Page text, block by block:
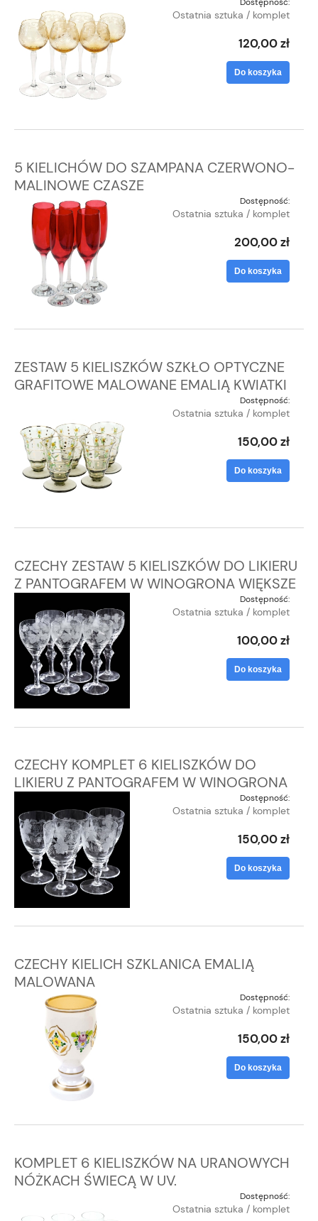
Ostatnia sztuka / komplet
120,00 zł
Do koszyka
5 KIELICHÓW DO SZAMPANA CZERWONO-
MALINOWE CZASZE
Dostępność:
Ostatnia sztuka / komplet
200,00 zł
Do koszyka
ZESTAW 5 KIELISZKÓW SZKŁO OPTYCZNE
GRAFITOWE MALOWANE EMALIĄ KWIATKI
Dostępność:
Ostatnia sztuka / komplet
150,00 zł
Do koszyka
CZECHY ZESTAW 5 KIELISZKÓW DO LIKIERU
Z PANTOGRAFEM W WINOGRONA WIĘKSZE
Dostępność:
Ostatnia sztuka / komplet
100,00 zł
Do koszyka
CZECHY KOMPLET 6 KIELISZKÓW DO
LIKIERU Z PANTOGRAFEM W WINOGRONA
Dostępność:
Ostatnia sztuka / komplet
150,00 zł
Do koszyka
CZECHY KIELICH SZKLANICA EMALIĄ
MALOWANA
Dostępność:
Ostatnia sztuka / komplet
150,00 zł
Do koszyka
KOMPLET 6 KIELISZKÓW NA URANOWYCH
NÓŻKACH ŚWIECĄ W UV.
Dostępność:
Ostatnia sztuka / komplet